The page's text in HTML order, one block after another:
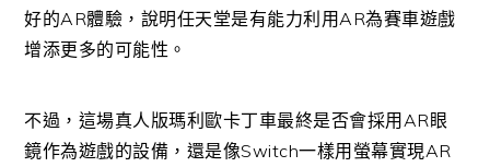
好的AR體驗，說明任天堂是有能力利用AR為賽車遊戲
增添更多的可能性。
不過，這場真人版瑪利歐卡丁車最終是否會採用AR眼
鏡作為遊戲的設備，還是像Switch一樣用螢幕實現AR